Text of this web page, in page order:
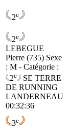
2e
2e
LEBEGUE
Pierre (735) Sexe
: M - Catégorie :
2e SE TERRE
DE RUNNING
LANDERNEAU
00:32:36
3e